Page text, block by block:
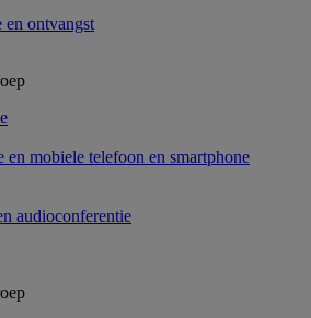
en ontvangst
en mobiele telefoon en smartphone
audioconferentie